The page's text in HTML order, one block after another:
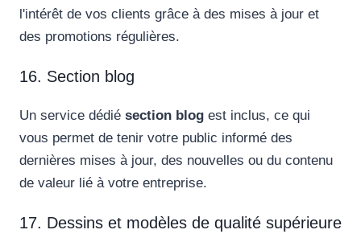
l'intérêt de vos clients grâce à des mises à jour et
des promotions régulières.
16. Section blog
Un service dédié section blog est inclus, ce qui
vous permet de tenir votre public informé des
dernières mises à jour, des nouvelles ou du contenu
de valeur lié à votre entreprise.
17. Dessins et modèles de qualité supérieure